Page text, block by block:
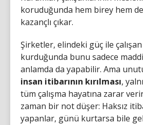
koruduğunda hem birey hem
kazançlı çıkar.
Şirketler, elindeki güç ile
kurduğunda bunu sadece
anlamda da yapabilir. Ama
insan itibarının kırılması,
tüm çalışma hayatına zarar
zaman bir not düşer: Haksız
yapanlar, günü kurtarsa bile